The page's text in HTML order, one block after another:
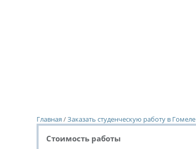
Главная /Заказать студенческую работу в Гомеле
Стоимость работы